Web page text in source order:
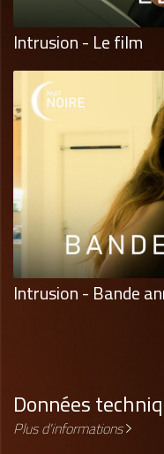
Intrusion - Le film
Intrusion - Bande
Données
Plus d'informations